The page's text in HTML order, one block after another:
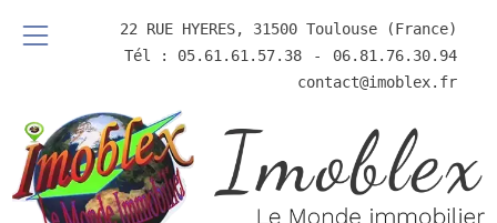
22 RUE HYERES, 31500 Toulouse (France)
Tél : 05.61.61.57.38 ⠀-⠀ 06.81.76.30.94
contact@imoblex.fr